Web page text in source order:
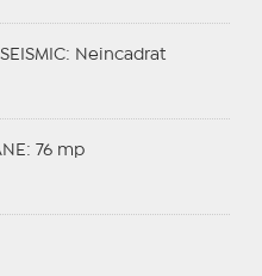
: Neincadrat
76 mp